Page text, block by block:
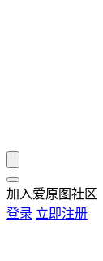
加入爱原图社区
登录 立即注册